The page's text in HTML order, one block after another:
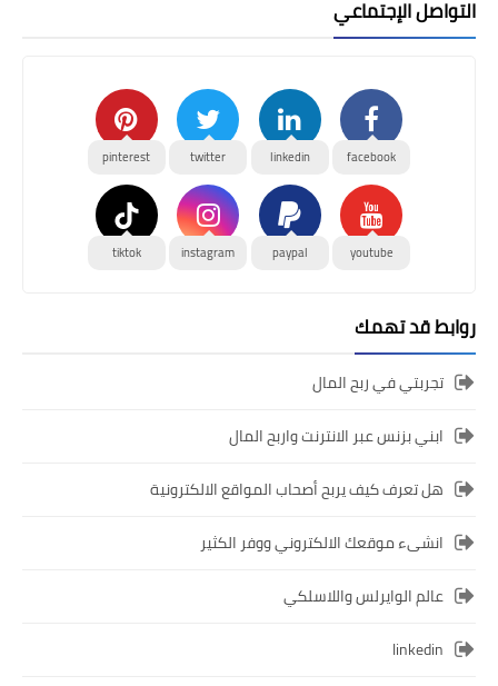
التواصل الإجتماعي
facebook
linkedin
twitter
pinterest
youtube
paypal
instagram
tiktok
روابط قد تهمك
تجربتي في ربح المال
ابني بزنس عبر الانترنت واربح المال
هل تعرف كيف يربح أصحاب المواقع الالكترونية
انشىء موقعك الالكتروني ووفر الكثير
عالم الوايرلس واللاسلكي
linkedin